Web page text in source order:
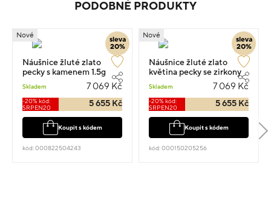
PODOBNÉ PRODUKTY
sleva
20%
Nové
Náušnice žluté zlato
pecky s kamenem 1.5g
Skladem 7 069 Kč
-20% kód:
SRPEN20
5 655 Kč
Koupit s kódem
kód: 000822504243
sleva
20%
Nové
Náušnice žluté zlato
květina pecky se zirkony
Skladem 7 069 Kč
-20% kód:
SRPEN20
5 655 Kč
Koupit s kódem
kód: 000150205256